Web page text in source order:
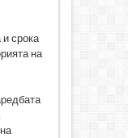
срока
на